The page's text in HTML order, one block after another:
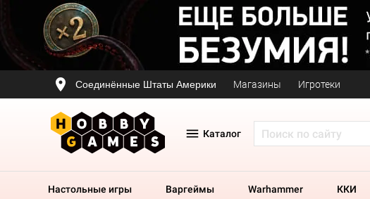
Соединённые Штаты Америки Магазины Игротеки
Каталог
Настольные игры Варгеймы Warhammer ККИ